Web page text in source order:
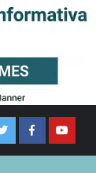
TwitterFacebookYoutube